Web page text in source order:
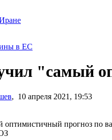
в ЕС
"самый
, 10 апреля 2021, 19:53